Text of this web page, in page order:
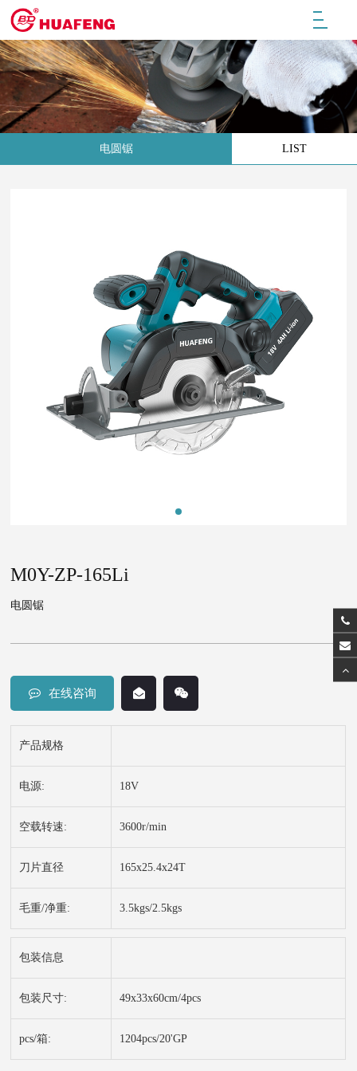
电圆锯 LIST
M0Y-ZP-165Li
电圆锯
在线咨询
产品规格
电源: 18V
空载转速: 3600r/min
刀片直径 165x25.4x24T
毛重/净重: 3.5kgs/2.5kgs
包装信息
包装尺寸: 49x33x60cm/4pcs
pcs/箱: 1204pcs/20'GP